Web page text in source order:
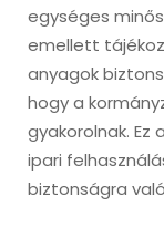
egységes
emellett
anyagok
hogy a
gyakorolnak.
ipari
biztonságra